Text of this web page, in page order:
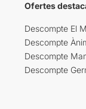
Ofertes
Descompte El
Descompte
Descompte
Descompte